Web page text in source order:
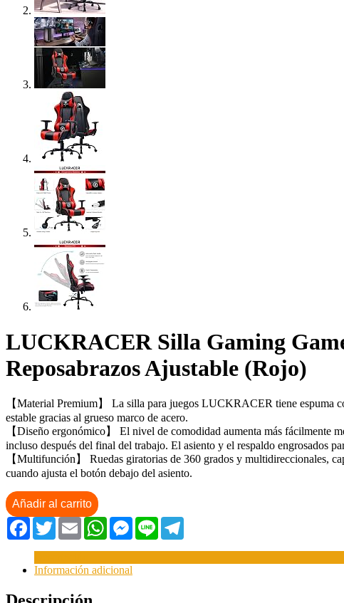
LUCKRACER Silla Gaming
Reposabrazos Ajustable (Rojo)
【Material Premium】 La silla para juegos LUCKRACER tiene espuma
estable gracias al grueso marco de acero.
【Diseño ergonómico】 El nivel de comodidad aumenta más fácilmente
incluso después del final del trabajo. El asiento y el respaldo engrosados
【Multifunción】 Ruedas giratorias de 360 grados y multidireccionales,
cuando ajusta el botón debajo del asiento.
Añadir al carrito
Facebook
TwitterEmail WhatsAppMessenger
Line
Información adicional